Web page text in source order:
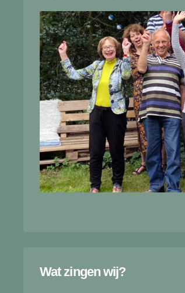
Wat zingen wij?